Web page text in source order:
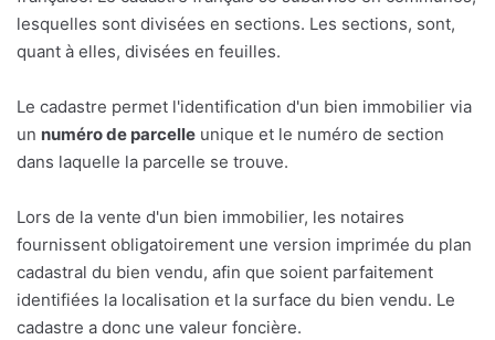
lesquelles sont divisées en sections. Les sections, sont,
quant à elles, divisées en feuilles.
Le cadastre permet l'identification d'un bien immobilier via
un numéro de parcelle unique et le numéro de section
dans laquelle la parcelle se trouve.
Lors de la vente d'un bien immobilier, les notaires
fournissent obligatoirement une version imprimée du plan
cadastral du bien vendu, afin que soient parfaitement
identifiées la localisation et la surface du bien vendu. Le
cadastre a donc une valeur foncière.